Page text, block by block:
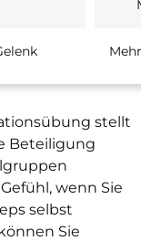
stellt
Beteiligung
wenn Sie
selbst
Sie